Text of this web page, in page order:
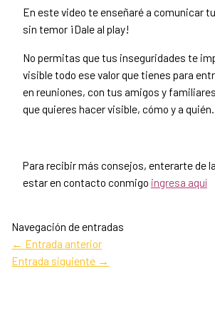
En este video te enseñaré a comunicar
sin temor ¡Dale al play!
No permitas que tus inseguridades te
visible todo ese valor que tienes para
en reuniones, con tus amigos y
que quieres hacer visible, cómo y a quién.
Para recibir más consejos, enterarte de
estar en contacto conmigo ingresa aquí
Navegación de entradas
← Entrada anterior
Entrada siguiente →